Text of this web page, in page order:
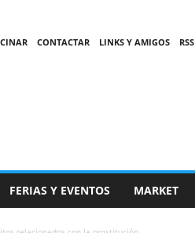
CONTACTAR LINKS Y AMIGOS RSS
FERIAS Y EVENTOS MARKET